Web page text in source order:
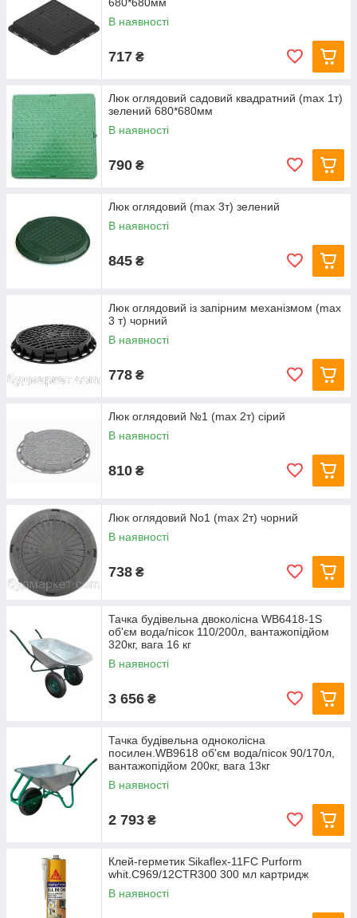
680*680мм
В наявності
717 ₴
Люк оглядовий садовий квадратний (max 1т)
зелений 680*680мм
В наявності
790 ₴
Люк оглядовий (max 3т) зелений
В наявності
845 ₴
Люк оглядовий із запірним механізмом (max
3 т) чорний
В наявності
778 ₴
Люк оглядовий №1 (max 2т) сірий
В наявності
810 ₴
Люк оглядовий No1 (max 2т) чорний
В наявності
738 ₴
Тачка будівельна двоколісна WB6418-1S
об'єм вода/пісок 110/200л, вантажопідйом
320кг, вага 16 кг
В наявності
3 656 ₴
Тачка будівельна одноколісна
посилен.WB9618 об'єм вода/пісок 90/170л,
вантажопідйом 200кг, вага 13кг
В наявності
2 793 ₴
Клей-герметик Sikaflex-11FC Purform
whit.C969/12CTR300 300 мл картридж
В наявності